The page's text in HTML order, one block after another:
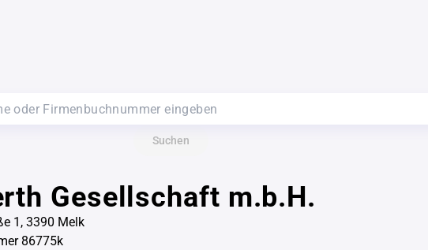
Suchen
Gesellschaft m.b.H.
1, 3390 Melk
86775k